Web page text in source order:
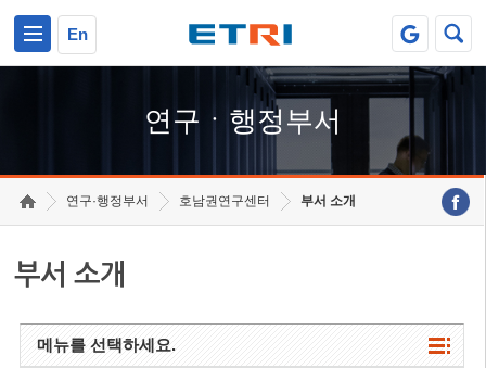
En
연구ㆍ행정부서
연구·행정부서 호남권연구센터 부서 소개
부서 소개
메뉴를 선택하세요.